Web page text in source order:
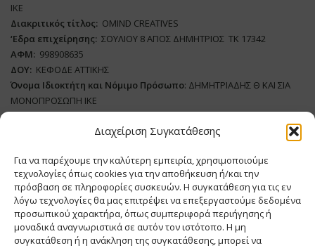
Διαχείριση Συγκατάθεσης
Για να παρέχουμε την καλύτερη εμπειρία, χρησιμοποιούμε
τεχνολογίες όπως cookies για την αποθήκευση ή/και την
πρόσβαση σε πληροφορίες συσκευών. Η συγκατάθεση για τις εν
λόγω τεχνολογίες θα μας επιτρέψει να επεξεργαστούμε δεδομένα
προσωπικού χαρακτήρα, όπως συμπεριφορά περιήγησης ή
μοναδικά αναγνωριστικά σε αυτόν τον ιστότοπο. Η μη
συγκατάθεση ή η ανάκληση της συγκατάθεσης, μπορεί να
ΙΚΕ
Διακριτικός τίτλος: ΟΜΙΝD CREATIVES
‘Eδρα επιχείρησης: ΣΟΥΛΙΟΥ 8 ΑΓΙΟΣ ΔΗΜΗΤΡΙΟΣ ΤΚ 17342
ΑΦΜ: 998908635
ΔΟΥ: ΚΕΦΟΔΕ ΑΤΤΙΚΗΣ
Όνομα Ιδιοκτήτη και Νόμιμο Πρόσωπο: ΔΗΜΗΤΡΙΑΔΗΣ Θ ΚΑΙ ΣΙΑ
ΜΟΝΟΠΡΟΣΩΠΗ ΙΚΕ
Διευθυντής Σύνταξης:ΑΘΑΝΑΣΙΟΣ ΑΝΤΩΝΙΟΥ
ΔικαιούχοςDomain:ΔΗΜΗΤΡΙΑΔΗΣ Θ ΚΑΙ ΣΙΑ ΜΟΝΟΠΡΟΣΩΠΗ ΙΚΕ
Διευθυντής: ΕΥΘΥΜΙΑΤΟΥ ΜΑΡΙΑ
Διαχειριστής:
ΕΥΘΥΜΙΑΤΟΥ ΜΑΡΙΑ
Δήλωση Συμμόρφωσης